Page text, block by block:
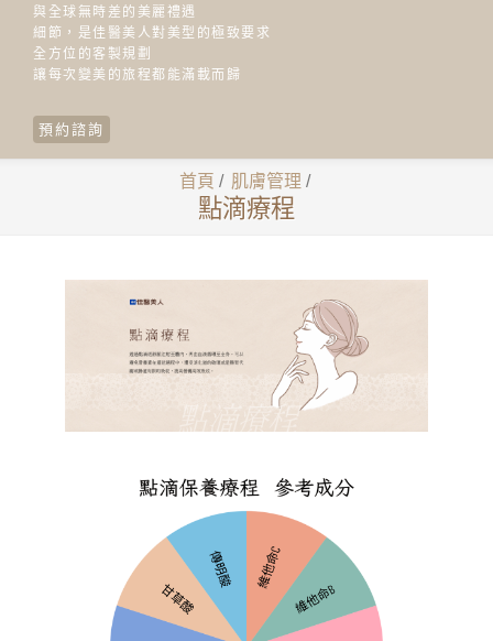
與全球無時差的美麗禮遇
細節，是佳醫美人對美型的極致要求
全方位的客製規劃
讓每次變美的旅程都能滿載而歸
預約諮詢
首頁 / 肌膚管理 /
點滴療程